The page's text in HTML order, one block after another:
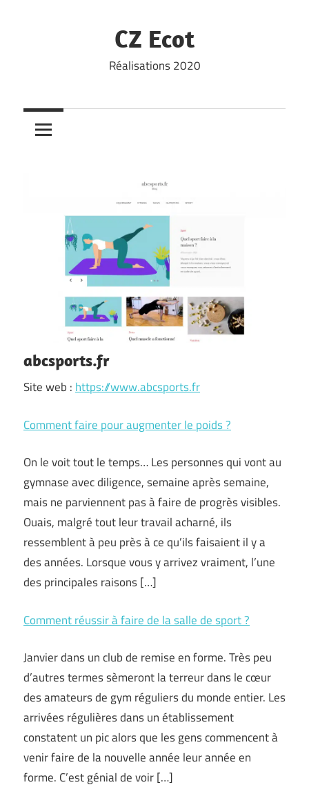
CZ Ecot
Réalisations 2020
abcsports.fr
Site web : https://www.abcsports.fr
Comment faire pour augmenter le poids ?
On le voit tout le temps… Les personnes qui vont au
gymnase avec diligence, semaine après semaine,
mais ne parviennent pas à faire de progrès visibles.
Ouais, malgré tout leur travail acharné, ils
ressemblent à peu près à ce qu’ils faisaient il y a
des années. Lorsque vous y arrivez vraiment, l’une
des principales raisons […]
Comment réussir à faire de la salle de sport ?
Janvier dans un club de remise en forme. Très peu
d’autres termes sèmeront la terreur dans le cœur
des amateurs de gym réguliers du monde entier. Les
arrivées régulières dans un établissement
constatent un pic alors que les gens commencent à
venir faire de la nouvelle année leur année en
forme. C’est génial de voir […]